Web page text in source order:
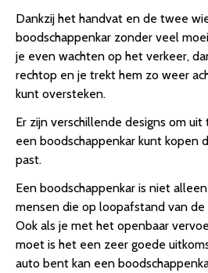
Dankzij het handvat en de twee
boodschappenkar zonder veel
je even wachten op het verkeer,
rechtop en je trekt hem zo weer
kunt oversteken.
Er zijn verschillende designs om
een boodschappenkar kunt kopen
past.
Een boodschappenkar is niet
mensen die op loopafstand van de
Ook als je met het openbaar
moet is het een zeer goede
auto bent kan een